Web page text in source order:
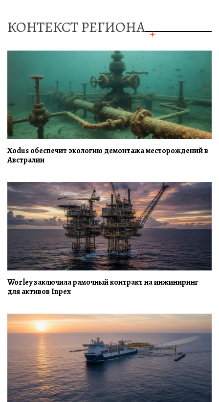
КОНТЕКСТ РЕГИОНА
Xodus обеспечит экологию демонтажа месторождений в
Австралии
Worley заключила рамочный контракт на инжиниринг
для активов Inpex